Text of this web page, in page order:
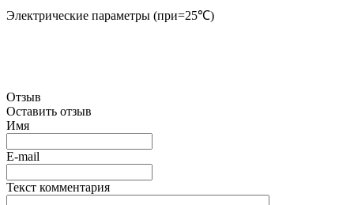
Электрические параметры (при=25℃)
Отзыв
Оставить отзыв
Имя
E-mail
Текст комментария